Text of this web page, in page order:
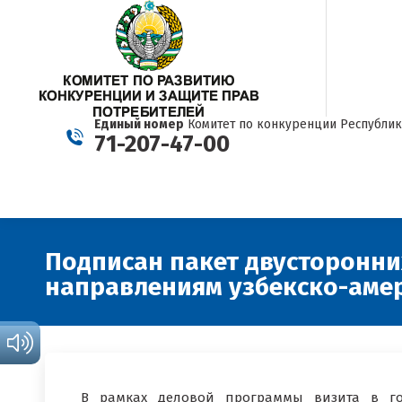
Единый номер Комитет по конкуренции
71-207-47-00
Подписан пакет
направлениям узбекско-
В рамках деловой программы визита в